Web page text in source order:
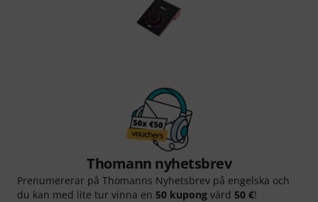
Thomann nyhetsbrev
Prenumererar på Thomanns Nyhetsbrev på engelska och
du kan med lite tur vinna en 50 kupong värd 50 €!